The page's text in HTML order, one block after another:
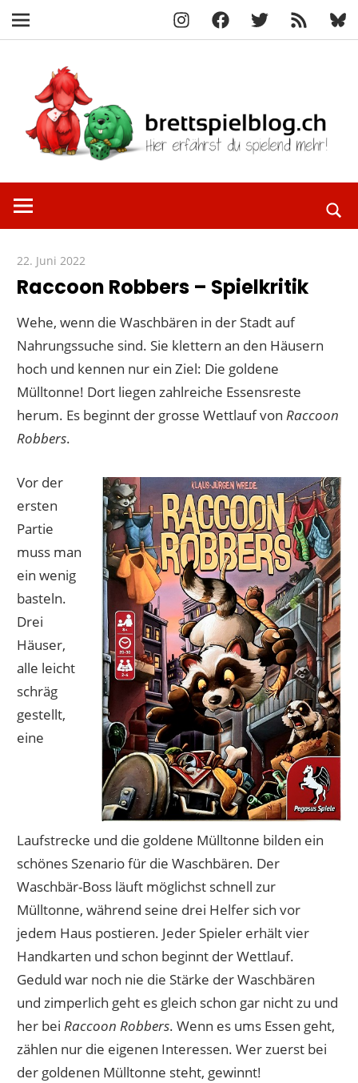
InstagramFacebook
X
RSS-
Feed
Navigation
springen
erfährst
mehr!
22. Juni 2022
Raccoon Robbers – Spielkritik
Wehe, wenn die Waschbären in der Stadt auf
Nahrungssuche sind. Sie klettern an den Häusern
hoch und kennen nur ein Ziel: Die goldene
Mülltonne! Dort liegen zahlreiche Essensreste
herum. Es beginnt der grosse Wettlauf vonRaccoon
Robbers.
Vor der
ersten
Partie
muss man
ein wenig
basteln.
Drei
Häuser,
alle leicht
schräg
gestellt,
eine
Laufstrecke und die goldene Mülltonne bilden ein
schönes Szenario für die Waschbären. Der
Waschbär-Boss läuft möglichst schnell zur
Mülltonne, während seine drei Helfer sich vor
jedem Haus postieren. Jeder Spieler erhält vier
Handkarten und schon beginnt der Wettlauf.
Geduld war noch nie die Stärke der Waschbären
und zimperlich geht es gleich schon gar nicht zu und
her beiRaccoon Robbers. Wenn es ums Essen geht,
zählen nur die eigenen Interessen. Wer zuerst bei
der goldenen Mülltonne steht, gewinnt!